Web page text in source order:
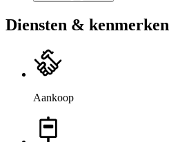
Diensten & kenmerken
Aankoop